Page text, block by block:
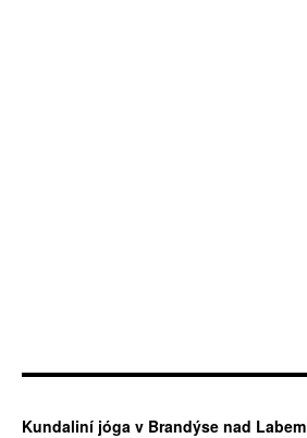
Kundaliní jóga v Brandýse nad Labem